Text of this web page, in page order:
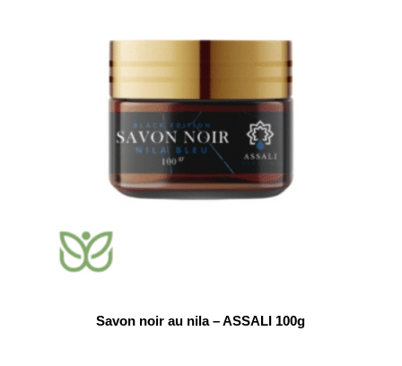
Savon noir au nila – ASSALI 100g